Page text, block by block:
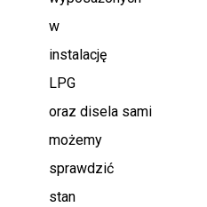
w
instalację
LPG
oraz disela sami
możemy
sprawdzić
stan